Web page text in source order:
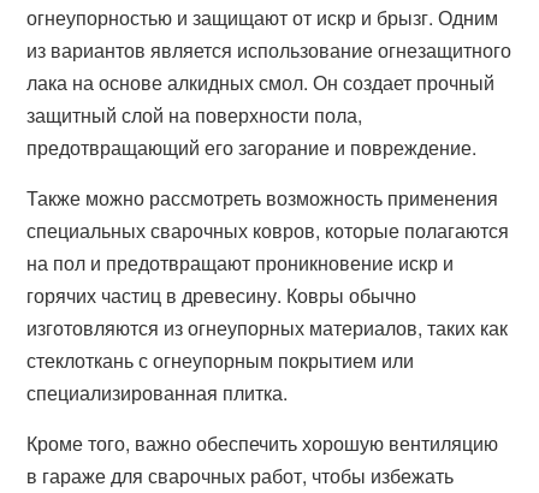
огнеупорностью и защищают от искр и брызг. Одним
из вариантов является использование огнезащитного
лака на основе алкидных смол. Он создает прочный
защитный слой на поверхности пола,
предотвращающий его загорание и повреждение.
Также можно рассмотреть возможность применения
специальных сварочных ковров, которые полагаются
на пол и предотвращают проникновение искр и
горячих частиц в древесину. Ковры обычно
изготовляются из огнеупорных материалов, таких как
стеклоткань с огнеупорным покрытием или
специализированная плитка.
Кроме того, важно обеспечить хорошую вентиляцию
в гараже для сварочных работ, чтобы избежать